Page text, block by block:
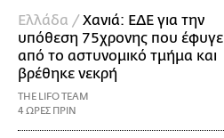
Ελλάδα /Χανιά: ΕΔΕ για την
υπόθεση 75χρονης που έφυγε
από το αστυνομικό τμήμα και
βρέθηκε νεκρή
THE LIFO TEAM
4 ΩΡΕΣ ΠΡΙΝ